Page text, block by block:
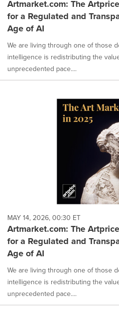
Artmarket.com: The
for a Regulated and
Age of AI
We are living through one of those
intelligence is redistributing the
unprecedented pace....
MAY 14, 2026, 00:30 ET
Artmarket.com: The
for a Regulated and
Age of AI
We are living through one of those
intelligence is redistributing the
unprecedented pace....